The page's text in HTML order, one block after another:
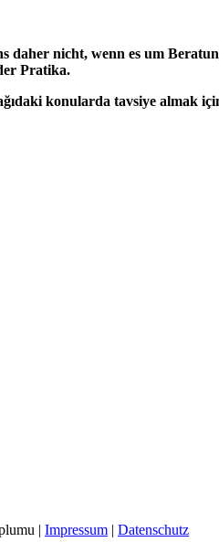
daher nicht, wenn es um
Pratika.
konularda tavsiye almak
| Impressum | Datenschutz